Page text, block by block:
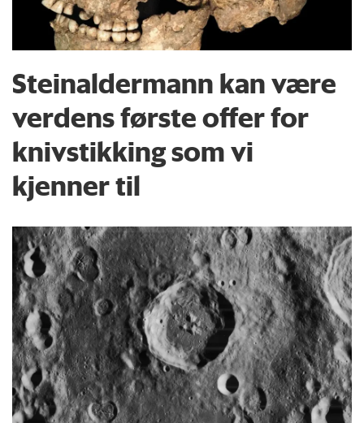
Steinaldermann kan være
verdens første offer for
knivstikking som vi
kjenner til